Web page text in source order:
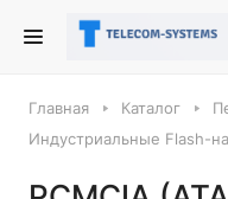
Главная Каталог
Индустриальные Flash-